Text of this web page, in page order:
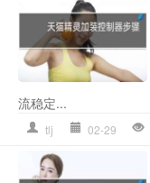
流稳定...
tlj 02-29